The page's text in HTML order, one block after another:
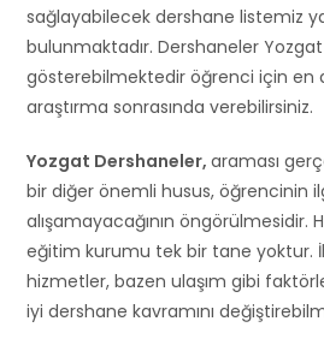
sağlayabilecek dershane listemiz
bulunmaktadır. Dershaneler Yozgat
gösterebilmektedir öğrenci için en
araştırma sonrasında verebilirsiniz.
Yozgat Dershaneler,araması
bir diğer önemli husus, öğrencinin
alışamayacağının öngörülmesidir.
eğitim kurumu tek bir tane yoktur.
hizmetler, bazen ulaşım gibi
iyi dershane kavramını